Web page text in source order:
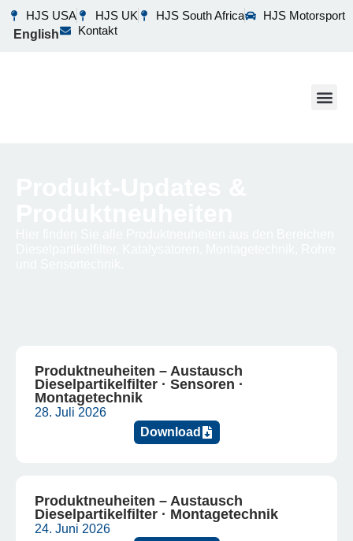
HJS USA HJS UK HJS South Africa
HJS Motorsport
English
Kontakt
Produktneuheiten – Austausch
Dieselpartikelfilter · Sensoren ·
Montagetechnik
28. Juli 2026
Download
Produktneuheiten – Austausch
Dieselpartikelfilter · Montagetechnik
24. Juni 2026